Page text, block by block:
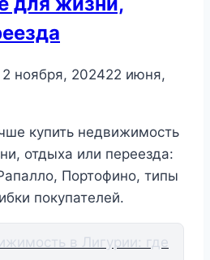
2 ноября, 202422 июня,
купить недвижимость
отдыха или переезда:
Портофино, типы
покупателей.
в Лигурии: где